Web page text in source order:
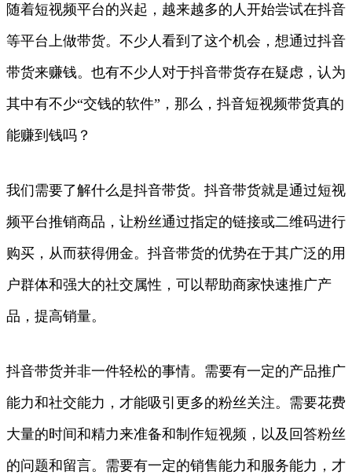
随着短视频平台的兴起，越来越多的人开始尝试在抖音
等平台上做带货。不少人看到了这个机会，想通过抖音
带货来赚钱。也有不少人对于抖音带货存在疑虑，认为
其中有不少“交钱的软件”，那么，抖音短视频带货真的
能赚到钱吗？
我们需要了解什么是抖音带货。抖音带货就是通过短视
频平台推销商品，让粉丝通过指定的链接或二维码进行
购买，从而获得佣金。抖音带货的优势在于其广泛的用
户群体和强大的社交属性，可以帮助商家快速推广产
品，提高销量。
抖音带货并非一件轻松的事情。需要有一定的产品推广
能力和社交能力，才能吸引更多的粉丝关注。需要花费
大量的时间和精力来准备和制作短视频，以及回答粉丝
的问题和留言。需要有一定的销售能力和服务能力，才